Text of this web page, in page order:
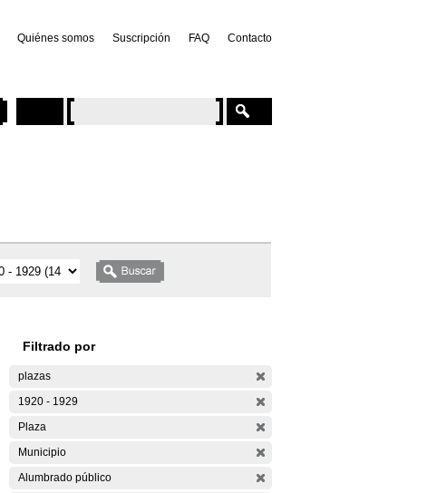
Quiénes somos Suscripción FAQ Contacto
Filtrado por
plazas
1920 - 1929
Plaza
Municipio
Alumbrado público